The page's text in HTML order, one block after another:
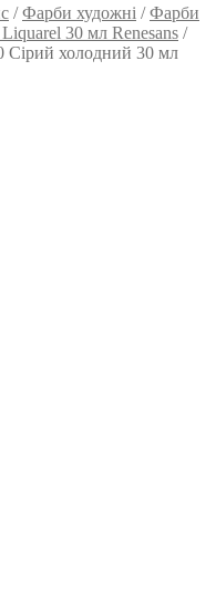
/Фарби художні /Фарби
Liquarel 30 мл Renesans /
Сірий холодний 30 мл